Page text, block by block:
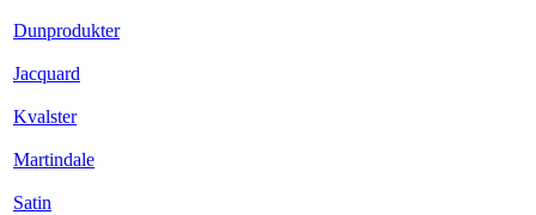
Dunprodukter
Jacquard
Kvalster
Martindale
Satin